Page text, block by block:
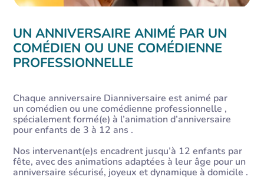
UN ANNIVERSAIRE ANIMÉ PAR UN
COMÉDIEN OU UNE COMÉDIENNE
PROFESSIONNELLE
Chaque anniversaire Dianniversaire est animé par
un comédien ou une comédienne professionnelle ,
spécialement formé(e) à l’animation d’anniversaire
pour enfants de 3 à 12 ans .
Nos intervenant(e)s encadrent jusqu’à 12 enfants par
fête, avec des animations adaptées à leur âge pour un
anniversaire sécurisé, joyeux et dynamique à domicile .